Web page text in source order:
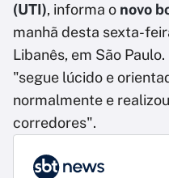
(UTI), informa o novo
manhã desta sexta-
Libanês, em São
"segue lúcido e
normalmente e
corredores".